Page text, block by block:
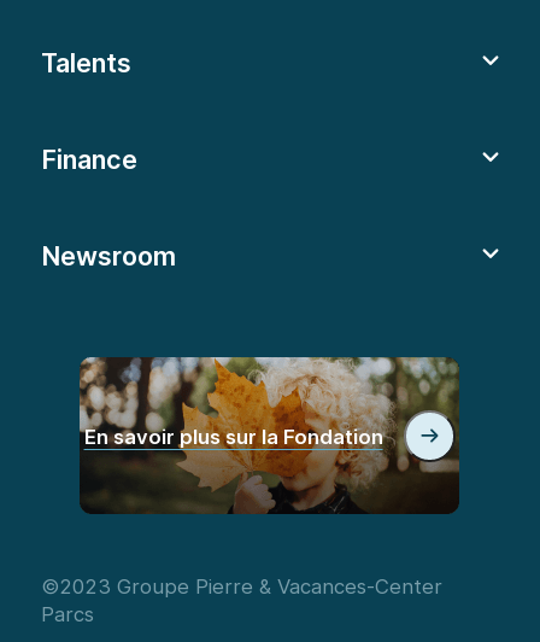
Talents
Finance
Newsroom
En savoir plus sur la Fondation
©2023 Groupe Pierre & Vacances-Center
Parcs